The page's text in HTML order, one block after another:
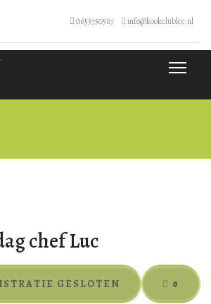
0653750567 info@kookclublcc.nl
chef Luc
GESLOTEN 0